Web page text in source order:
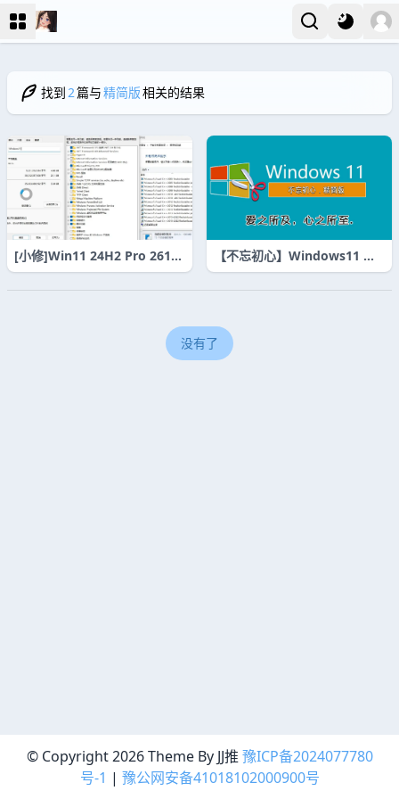
找到2篇与精简版相关的结果
[小修]Win11 24H2 Pro 2610
0.4349 极致优化流畅版
【不忘初心】Windows11 极
速优化版｜轻量流畅 支持更新
没有了
© Copyright 2026 Theme By JJ推 豫ICP备2024077780
号-1 | 豫公网安备41018102000900号